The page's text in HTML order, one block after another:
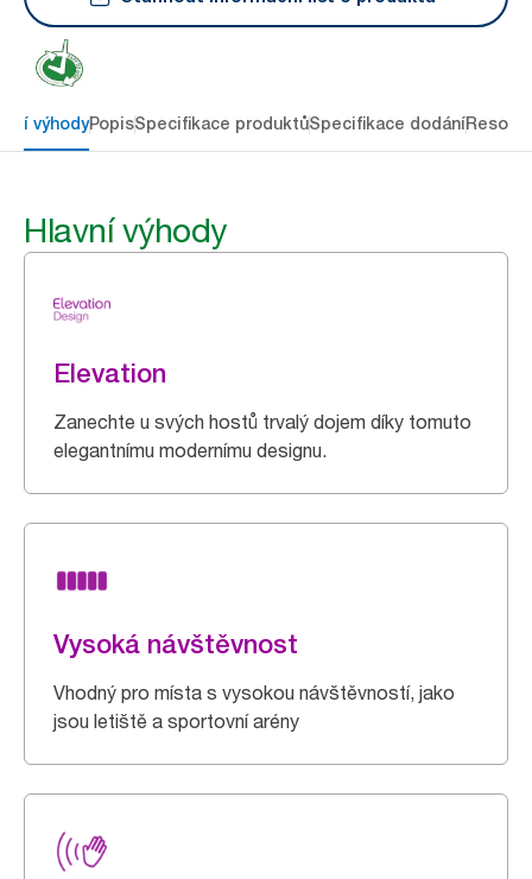
výhodyPopisSpecifikace produktůSpecifikace dodání
Hlavní výhody
Elevation
Zanechte u svých hostů trvalý dojem díky tomuto
elegantnímu modernímu designu.
Vysoká návštěvnost
Vhodný pro místa s vysokou návštěvností, jako
jsou letiště a sportovní arény